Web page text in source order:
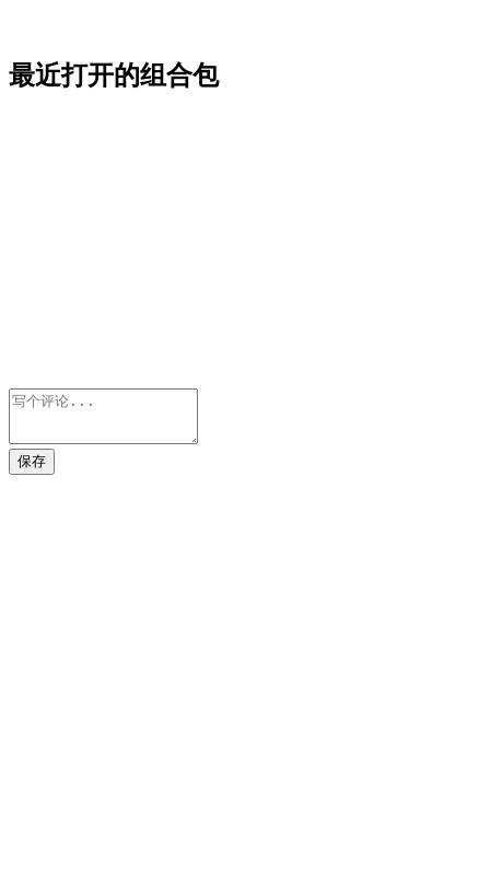
最近打开的组合包
保存